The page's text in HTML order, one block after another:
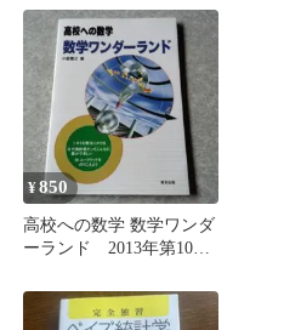
¥850
高校への数学 数学ワンダ
ーランド 2013年第10刷